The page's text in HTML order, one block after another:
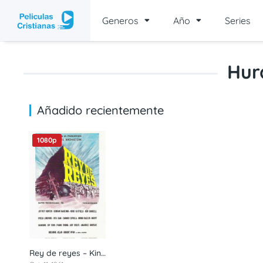
Generos Año Series
Añadido recientemente
7
1080p
Rey de reyes – Kings of Kings (1961) 1080p latino